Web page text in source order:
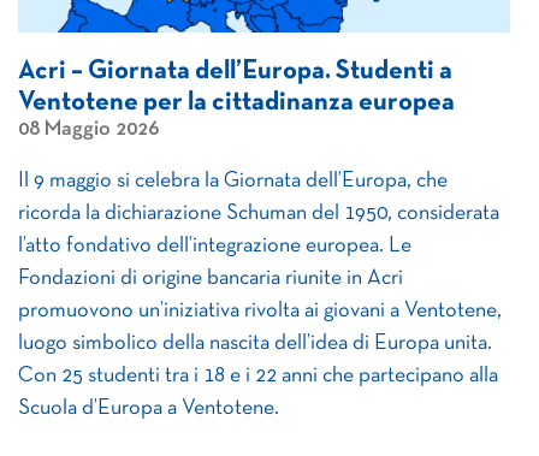
Acri – Giornata dell’Europa. Studenti a
Ventotene per la cittadinanza europea
08 Maggio 2026
Il 9 maggio si celebra la Giornata dell’Europa, che
ricorda la dichiarazione Schuman del 1950, considerata
l’atto fondativo dell’integrazione europea. Le
Fondazioni di origine bancaria riunite in Acri
promuovono un’iniziativa rivolta ai giovani a Ventotene,
luogo simbolico della nascita dell’idea di Europa unita.
Con 25 studenti tra i 18 e i 22 anni che partecipano alla
Scuola d’Europa a Ventotene.